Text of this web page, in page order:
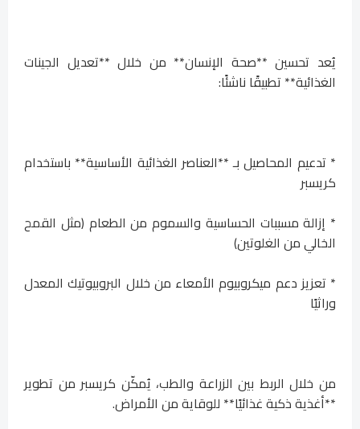
يُعد تحسين **صحة الإنسان** من خلال **تعديل الجينات
الغذائية** تطبيقًا ناشئًا:
* تدعيم المحاصيل بـ **العناصر الغذائية الأساسية** باستخدام
كريسبر
* إزالة مسببات الحساسية والسموم من الطعام (مثل القمح
الخالي من الغلوتين)
* تعزيز دعم ميكروبيوم الأمعاء من خلال البروبيوتيك المعدل
وراثيًا
من خلال الربط بين الزراعة والطب، يُمكّن كريسبر من تطوير
**أغذية ذكية غذائيًا** للوقاية من الأمراض.